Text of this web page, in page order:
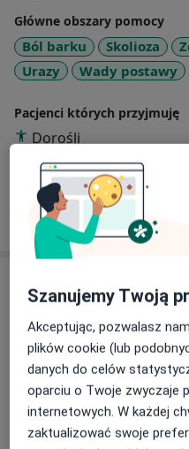
Terapia prowadzona jest
formie wizyt domowych –
dostosowanie procesu
przywracanie
prewencja nawrotów
Główne obszary pomocy
Ból barku Skolioza
Urazy
Wady postawy
Pacjenci których przyjmuję
Dorośli
Dzieci w wieku od 3 lat
130 zł Szczegóły
Rehabilitacja domowa
150 zł Szczegóły
Szanujemy Twoją
Akceptując, pozwalasz
plików cookie (lub
danych do celów
oparciu o Twoje zwyczaje
internetowych. W każdej
zaktualizować swoje